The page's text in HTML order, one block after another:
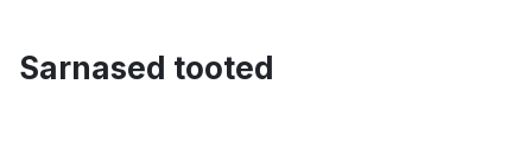
Sarnased tooted